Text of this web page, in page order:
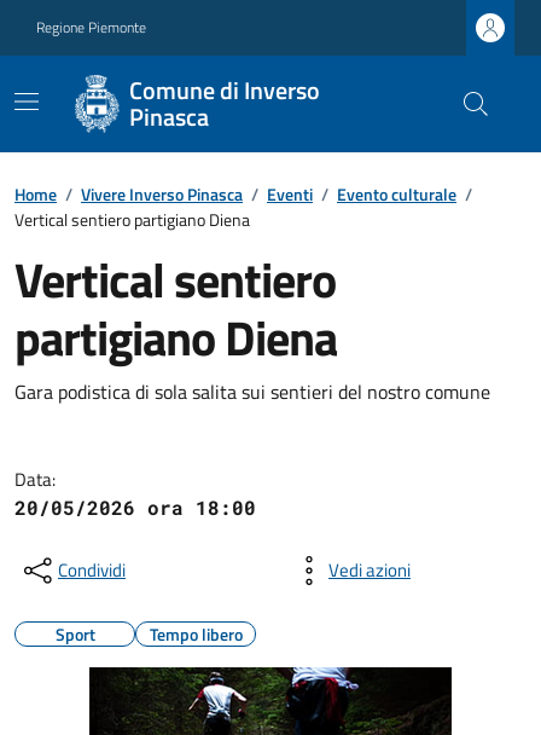
Regione Piemonte
Comune di Inverso
Pinasca
Home / Vivere Inverso Pinasca / Eventi / Evento culturale /
Vertical sentiero partigiano Diena
Vertical sentiero
partigiano Diena
Gara podistica di sola salita sui sentieri del nostro comune
Data:
20/05/2026 ora 18:00
Condividi Vedi azioni
Sport Tempo libero